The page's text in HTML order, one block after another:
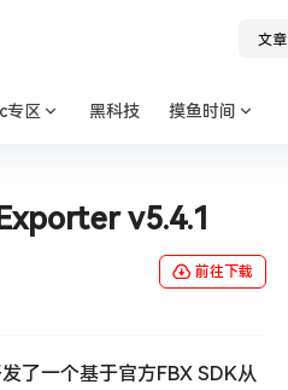
文章
专区 黑科技 摸鱼时间
v5.4.1
前往下载
了一个基于官方FBX SDK从